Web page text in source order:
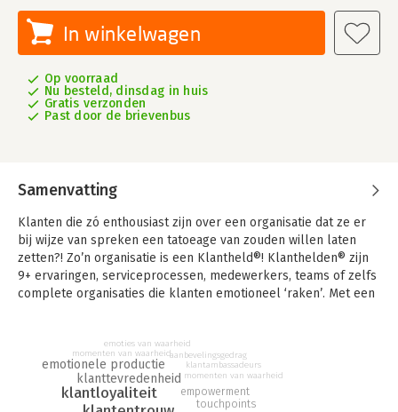
In winkelwagen
Op voorraad
Nu besteld, dinsdag in huis
Gratis verzonden
Past door de brievenbus
Samenvatting
Klanten die zó enthousiast zijn over een organisatie dat ze er
bij wijze van spreken een tatoeage van zouden willen laten
zetten?! Zo’n organisatie is een Klantheld®! Klanthelden® zijn
9+ ervaringen, serviceprocessen, medewerkers, teams of zelfs
complete organisaties die klanten emotioneel ‘raken’. Met een
Klanthelden® in de 9+ organisatie opent de deur naar deze
nieuwe wereld. Het biedt inzicht in:
klantloyaliteit
klanttevredenheid
emotionele productie
empowerment
touchpoints
momenten van waarheid
emoties van waarheid
aanbevelingsgedrag
klantambassadeurs
momenten van waarheid